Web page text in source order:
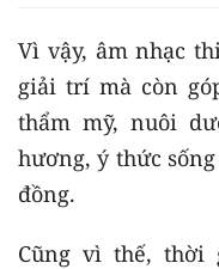
Vì vậy, âm nhạc
giải trí mà còn
thẩm mỹ, nuôi
hương, ý thức
đồng.
Cũng vì thế, thời